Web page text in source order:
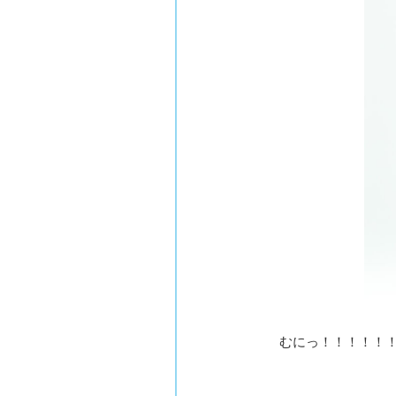
むにっ！！！！！